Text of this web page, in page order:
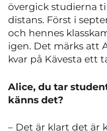
övergick studierna
distans. Först i
och hennes
igen. Det märks att
kvar på Kävesta ett
Alice, du tar
känns det?
– Det är klart det är